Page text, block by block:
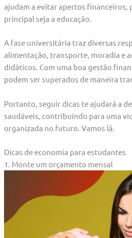
ajudam a evitar apertos financeiros,
principal seja a educação.
A fase universitária traz diversas
alimentação, transporte, moradia e
didáticos. Com uma boa gestão
podem ser superados de maneira
Portanto, seguir dicas te ajudará a
saudáveis, contribuindo para uma
organizada no futuro. Vamos lá.
Dicas de economia para estudantes
1. Monte um orçamento mensal